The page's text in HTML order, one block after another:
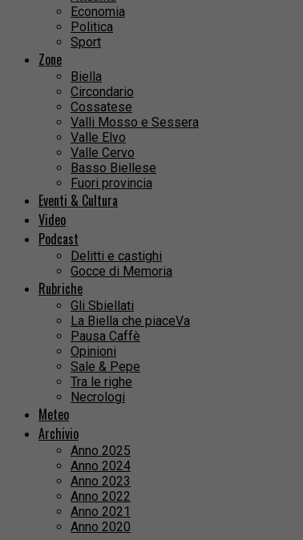
Economia
Politica
Sport
Zone
Biella
Circondario
Cossatese
Valli Mosso e Sessera
Valle Elvo
Valle Cervo
Basso Biellese
Fuori provincia
Eventi & Cultura
Video
Podcast
Delitti e castighi
Gocce di Memoria
Rubriche
Gli Sbiellati
La Biella che piaceVa
Pausa Caffè
Opinioni
Sale & Pepe
Tra le righe
Necrologi
Meteo
Archivio
Anno 2025
Anno 2024
Anno 2023
Anno 2022
Anno 2021
Anno 2020